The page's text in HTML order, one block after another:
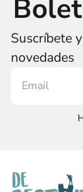
Suscríbete
novedades